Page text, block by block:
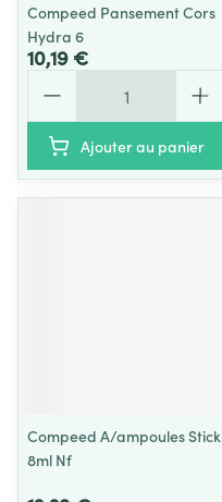
Compeed Pansement Cors
Hydra 6
10,19 €
Ajouter au panier
Compeed A/ampoules Stick
8ml Nf